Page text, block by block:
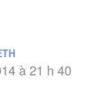
à 21 h 40